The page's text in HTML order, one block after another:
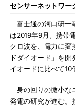
センサーネットワー
富士通の河口研一
は2019年9月、携帯
クロ波を、電力に変
ドダイオード」を
イオードに比べて10
身の回りの微小な
発電の研究が進む。